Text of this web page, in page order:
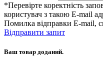
*Перевірте коректність
користувач з такою E-mail
Помилка відправки E-mail,
Відправити запит
Ваш товар доданий.